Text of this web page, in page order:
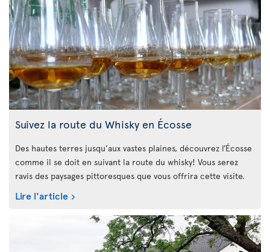
Suivez la route du Whisky en Écosse
Des hautes terres jusqu’aux vastes plaines, découvrez l’Écosse
comme il se doit en suivant la route du whisky! Vous serez
ravis des paysages pittoresques que vous offrira cette visite.
Lire l'article